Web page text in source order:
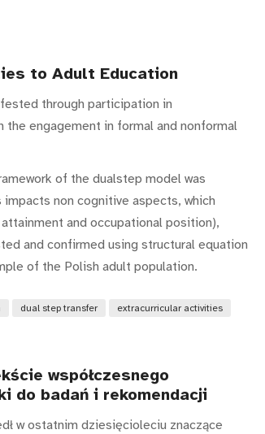
to Adult Education
through participation in
the engagement in formal and nonformal
of the dualstep model was
non cognitive aspects, which
and occupational position),
and confirmed using structural equation
of the Polish adult population.
dual step transfer extracurricular activities
współczesnego
do badań i rekomendacji
w ostatnim dziesięcioleciu znaczące